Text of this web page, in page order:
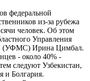
федеральной
из-за рубежа
человек. Об этом
Управления
(УФМС) Ирина Цимбал.
- около 40% -
следуют Узбекистан,
и Болгария.